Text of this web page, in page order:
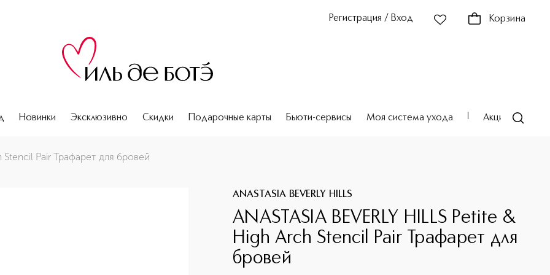
Регистрация / Вход Корзина
Новинки Эксклюзивно Скидки Подарочные карты Бьюти-сервисы Моя система ухода Акции
для бровей
Stencil Pair Трафарет для бровей
ANASTASIA BEVERLY HILLS
ANASTASIA BEVERLY HILLS Petite &
High Arch Stencil Pair Трафарет для
бровей